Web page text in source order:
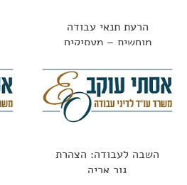
הרעת תנאי עבודה
מוחשית – מעסיקים
השבה לעבודה: הצהרת
גור אריה